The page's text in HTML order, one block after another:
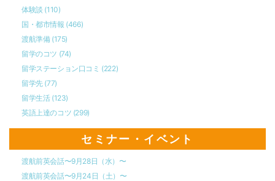
体験談 (110)
国・都市情報 (466)
渡航準備 (175)
留学のコツ (74)
留学ステーション口コミ (222)
留学先 (77)
留学生活 (123)
英語上達のコツ (299)
セミナー・イベント
渡航前英会話〜9月28日（水）〜
渡航前英会話〜9月24日（土）〜